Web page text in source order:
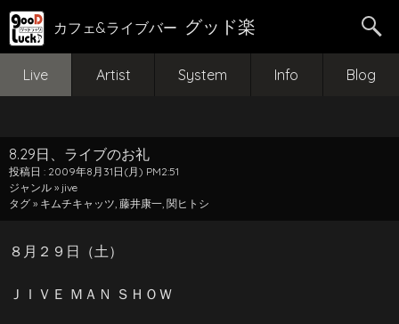
カフェ&ライブバー グッド楽
Live Artist System Info Blog
8.29日、ライブのお礼
投稿日 : 2009年8月31日(月) PM2:51
ジャンル » jive
タグ » キムチキャッツ, 藤井康一, 関ヒトシ
８月２９日（土）
ＪＩＶＥ ＭＡＮ ＳＨＯＷ